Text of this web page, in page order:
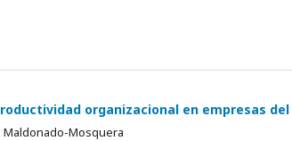
organizacional en empresas
Maldonado-Mosquera